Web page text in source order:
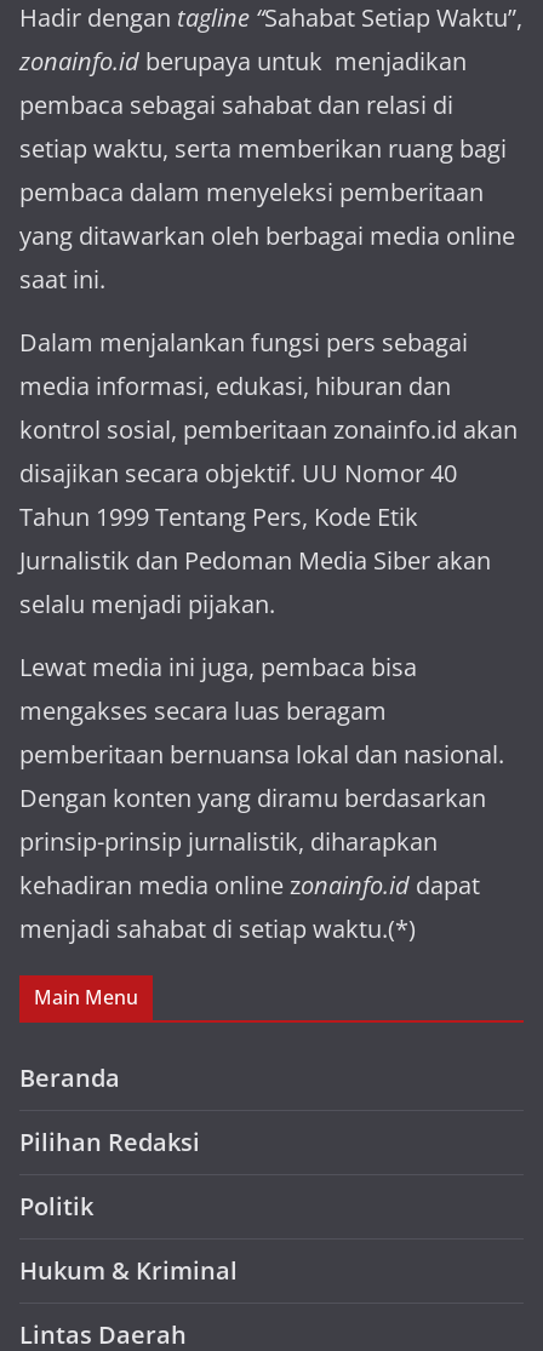
Hadir dengan tagline “Sahabat Setiap Waktu”,
zonainfo.id berupaya untuk menjadikan
pembaca sebagai sahabat dan relasi di
setiap waktu, serta memberikan ruang bagi
pembaca dalam menyeleksi pemberitaan
yang ditawarkan oleh berbagai media online
saat ini.
Dalam menjalankan fungsi pers sebagai
media informasi, edukasi, hiburan dan
kontrol sosial, pemberitaan zonainfo.id akan
disajikan secara objektif. UU Nomor 40
Tahun 1999 Tentang Pers, Kode Etik
Jurnalistik dan Pedoman Media Siber akan
selalu menjadi pijakan.
Lewat media ini juga, pembaca bisa
mengakses secara luas beragam
pemberitaan bernuansa lokal dan nasional.
Dengan konten yang diramu berdasarkan
prinsip-prinsip jurnalistik, diharapkan
kehadiran media online zonainfo.id dapat
menjadi sahabat di setiap waktu.(*)
Main Menu
Beranda
Pilihan Redaksi
Politik
Hukum & Kriminal
Lintas Daerah